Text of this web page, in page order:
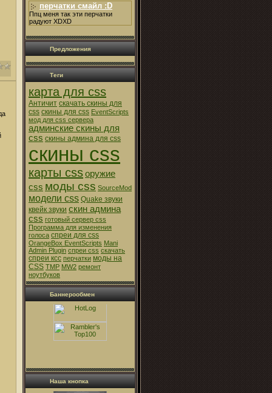
перчатки смайл :D
Ппц меня так эти перчатки
радуют XDXD
Предложения
Теги
карта для css
Античит скачать скины для
css скины для css EventScripts
мод для css сервера
админские скины для
css скины админа для css
скины css
карты cssоружие
css моды css SourceMod
модели css Quake звуки
квейк звуки скин админа
css готовый сервер css
Программа для изменения
голоса спреи для css
OrangeBox EventScripts Mani
Admin Plugin спреи css скачать
спреи ксс перчатки моды на
CSS TMP MW2 ремонт
ноутбуков
Баннерообмен
Наша кнопка